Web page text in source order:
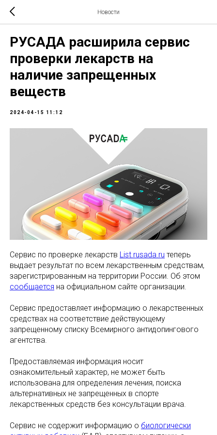
Новости
РУСАДА расширила сервис
проверки лекарств на
наличие запрещенных
веществ
2024-04-15 11:12
Сервис по проверке лекарств List.rusada.ru теперь
выдает результат по всем лекарственным средствам,
зарегистрированным на территории России. Об этом
сообщается на официальном сайте организации.
Сервис предоставляет информацию о лекарственных
средствах на соответствие действующему
запрещенному списку Всемирного антидопингового
агентства.
Предоставляемая информация носит
ознакомительный характер, не может быть
использована для определения лечения, поиска
альтернативных не запрещенных в спорте
лекарственных средств без консультации врача.
Сервис не содержит информацию о биологически